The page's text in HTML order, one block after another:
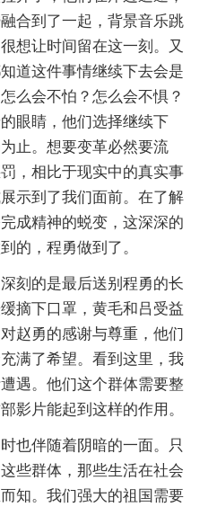
合到了一起，背景音乐跳
想让时间留在这一刻。又
道这件事情继续下去会是
么会不怕？怎么会不惧？
眼睛，他们选择继续下
止。想要变革必然要流
，相比于现实中的真实事
示到了我们面前。在了解
成精神的蜕变，这深深的
的，程勇做到了。
刻的是最后送别程勇的长
摘下口罩，黄毛和吕受益
赵勇的感谢与尊重，他们
满了希望。看到这里，我
遇。他们这个群体需要整
影片能起到这样的作用。
也伴随着阴暗的一面。只
些群体，那些生活在社会
知。我们强大的祖国需要